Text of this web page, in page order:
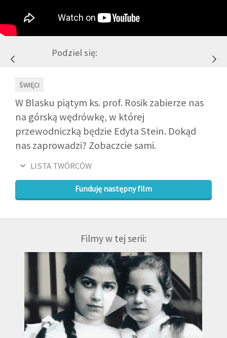
PARTNERZY
NEWSLETTER
DLA MEDIÓW
Podziel się:
ŚWIĘCI
W Blasku piątym ks. prof. Rosik zabierze nas
na górską wędrówkę, w której
przewodniczką będzie Edyta Stein. Dokąd
nas zaprowadzi? Zobaczcie sami.
LISTA TWÓRCÓW
Funduję następny film
Filmy w tej serii: